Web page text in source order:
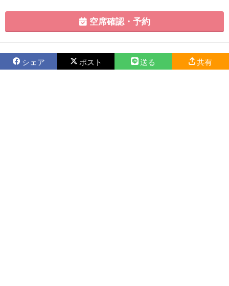
空席確認・予約
シェア ポスト 送る 共有